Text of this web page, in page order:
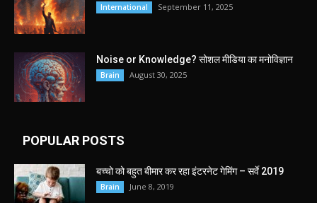
International September 11, 2025
Noise or Knowledge? सोशल मीडिया का मनोविज्ञान
Brain August 30, 2025
POPULAR POSTS
बच्चो को बहुत बीमार कर रहा इंटरनेट गेमिंग – सर्वे 2019
Brain June 8, 2019